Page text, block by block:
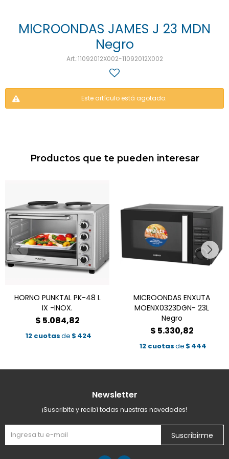
MICROONDAS JAMES J 23 MDN
Negro
11092012X002-11092012X002
Este artículo está agotado.
Productos que te pueden interesar
HORNO PUNKTAL PK-48 L
IX -INOX.
$ 5.084,82
12 cuotasde $ 424
MICROONDAS ENXUTA
MOENX0323DGN- 23L
Negro
$ 5.330,82
12 cuotasde $ 444
Newsletter
¡Suscribite y recibí todas nuestras novedades!
Suscribirme